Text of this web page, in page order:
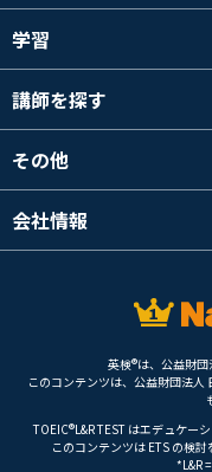
学習
講師を探す
その他
会社情報
英検®は、公益財団
このコンテンツは、公益財団法
TOEIC®L&R TEST はエデュケー
このコンテンツは ETS の検
*L&R